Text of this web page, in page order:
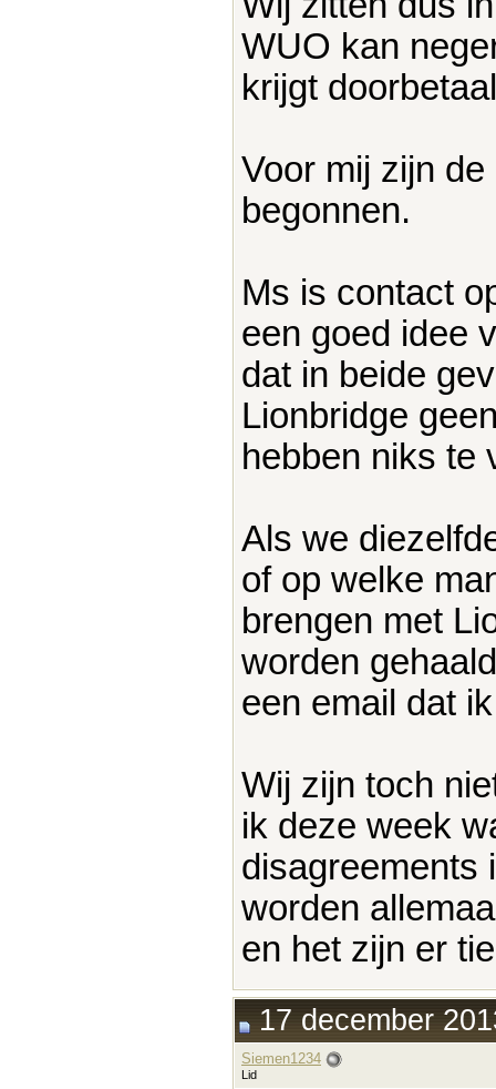
WUO kan
krijgt
Voor mij zijn
begonnen.
Ms is contact
een goed idee
dat in beide
Lionbridge
hebben niks te
Als we
of op welke
brengen met
worden
een email dat
Wij zijn toch
ik deze week
disagreements
worden
en het zijn er
17 december
Siemen1234
Lid